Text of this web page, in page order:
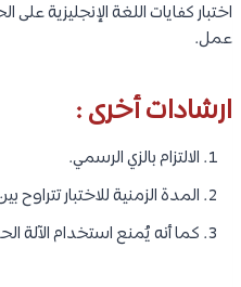
عمل.
ارشادات أخرى :
الالتزام بالزي الرسمي.
المدة الزمنية للاختبار تتراوح
كما أنه يُمنع استخدام الآلة